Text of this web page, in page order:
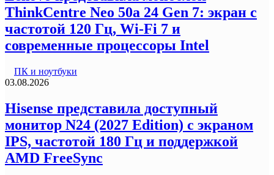
ThinkCentre Neo 50a 24 Gen 7: экран с
частотой 120 Гц, Wi-Fi 7 и
современные процессоры Intel
ПК и ноутбуки
03.08.2026
Hisense представила доступный
монитор N24 (2027 Edition) с экраном
IPS, частотой 180 Гц и поддержкой
AMD FreeSync